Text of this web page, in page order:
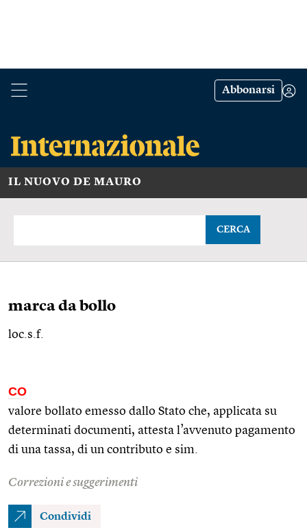
Abbonarsi
IL NUOVO DE MAURO
CERCA
marca da bollo
loc.s.f.
CO
valore bollato emesso dallo Stato che, applicata su
determinati documenti, attesta l’avvenuto pagamento
di una tassa, di un contributo e sim.
Correzioni e suggerimenti
Condividi